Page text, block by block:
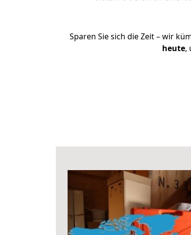
Sparen Sie sich die Zeit – wir
heute,